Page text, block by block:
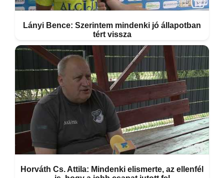
Lányi Bence: Szerintem mindenki jó állapotban
tért vissza
Horváth Cs. Attila: Mindenki elismerte, az ellenfél